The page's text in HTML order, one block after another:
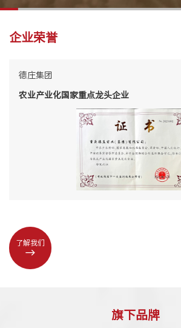
企业荣誉
德庄集团
农业产业化国家重点龙头企业
了解我们
旗下品牌